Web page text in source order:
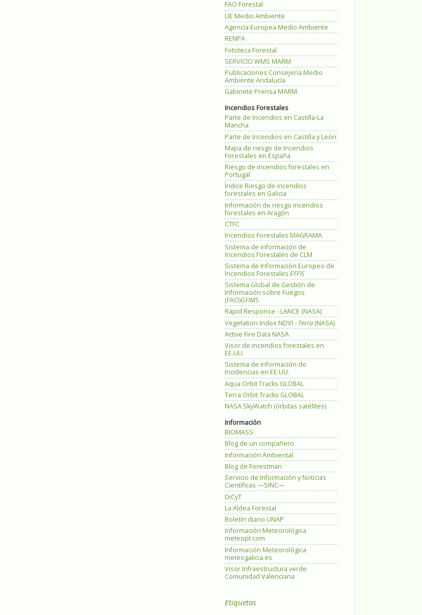
FAO Forestal
UE Medio Ambiente
Agencia Europea Medio Ambiente
RENPA
Fototeca Forestal
SERVICIO WMS MARM
Publicaciones Consejería Medio
Ambiente Andalucía
Gabinete Prensa MARM
Incendios Forestales
Parte de Incendios en Castilla-La
Mancha
Parte de Incendios en Castilla y León
Mapa de riesgo de Incendios
Forestales en España
Riesgo de incendios forestales en
Portugal
Índice Riesgo de incendios
forestales en Galicia
Información de riesgo incendios
forestales en Aragón
CTFC
Incendios Forestales MAGRAMA
Sistema de información de
Incendios Forestales de CLM
Sistema de Información Europeo de
Incendios Forestales EFFIS
Sistema Global de Gestión de
Información sobre Fuegos
(FAO)GFIMS
Rapid Response - LANCE (NASA)
Vegetation Index NDVI - Terra (NASA)
Active Fire Data NASA
Visor de incendios forestales en
EE.UU.
Sistema de información de
Incidencias en EE.UU.
Aqua Orbit Tracks GLOBAL
Terra Orbit Tracks GLOBAL
NASA SkyWatch (órbitas satélites)
Información
BIOMASS
Blog de un compañero
Información Ambiental
Blog de Forestman
Servicio de Información y Noticias
Científicas —SINC—
DiCyT
La Aldea Forestal
Boletín diario UNAP
Información Meteorológica
meteopt.com
Información Meteorológica
meteogalicia.es
Visor Infraestructura verde
Comunidad Valenciana
Etiquetas